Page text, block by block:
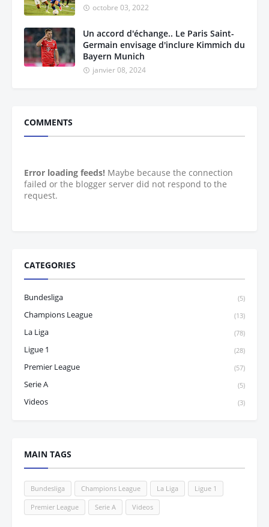
octobre 03, 2022
Un accord d'échange.. Le Paris Saint-
Germain envisage d'inclure Kimmich du
Bayern Munich
janvier 08, 2024
COMMENTS
Error loading feeds! Maybe because the connection
failed or the blogger server did not respond to the
request.
CATEGORIES
Bundesliga (5)
Champions League (13)
La Liga (78)
Ligue 1 (28)
Premier League (57)
Serie A (5)
Videos (3)
MAIN TAGS
Bundesliga Champions League La Liga Ligue 1
Premier League Serie A Videos